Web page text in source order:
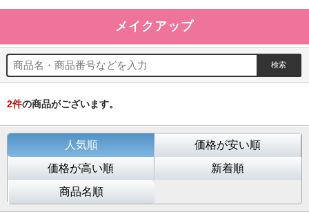
メイクアップ
2件の商品がございます。
人気順
価格が安い順
価格が高い順
新着順
商品名順